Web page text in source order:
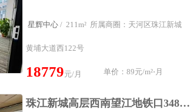
星辉中心 / 211m² 所属商圈：天河区珠江新城
黄埔大道西122号
18779元/月 单价：89元/m²⋅月
珠江新城高层西南望江地铁口348方带豪装修家私西塔IFC